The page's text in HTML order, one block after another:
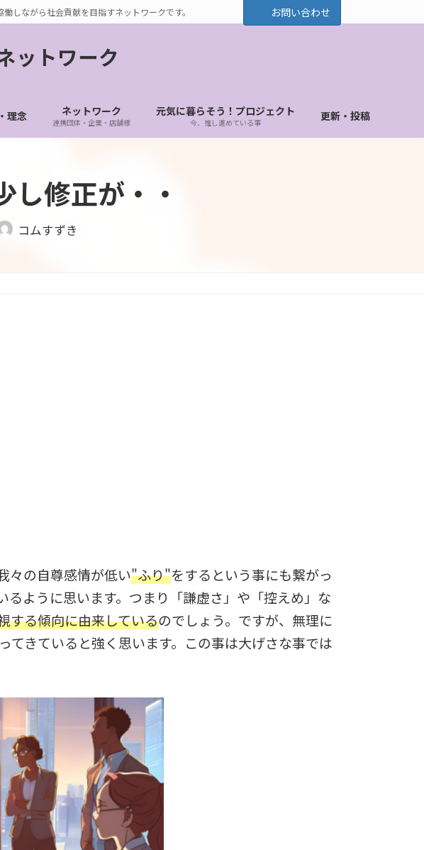
しながら社会貢献を目指すネットワークです。 お問い合わせ
ットワーク
理念 ネットワーク
連携団体・企業・店舗様
元気に暮らそう！プロジェクト
今、推し進めている事 更新・投稿
し修正が・・
コムすずき
々の自尊感情が低い"ふり"をするという事にも繋がっ
ように思います。つまり「謙虚さ」や「控えめ」な
する傾向に由来しているのでしょう。ですが、無理に
きていると強く思います。この事は大げさな事では